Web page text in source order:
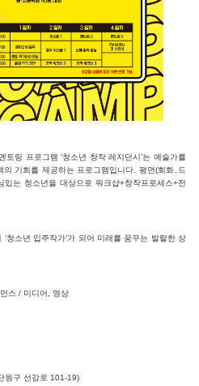
링 프로그램 ‘청소년 창작 레지던시’는 예술가를
기회를 제공하는 프로그램입니다. 평면(회화․드
는 청소년을 대상으로 워크샵+창작프로세스+전
청소년 입주작가’가 되어 미래를 꿈꾸는 발랄한 상
스 / 미디어, 영상
원구 선감로 101-19)